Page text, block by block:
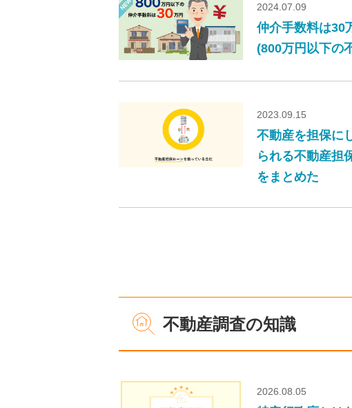
2024.07.09
仲介手数料は30
(800万円以下の
2023.09.15
不動産を担保に
られる不動産担
をまとめた
不動産調査の知識
2026.08.05